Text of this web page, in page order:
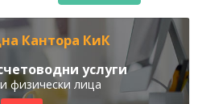
Кантора КиК
услуги
физически лица